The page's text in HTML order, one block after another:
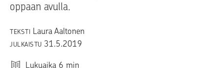
oppaan avulla.
TEKSTI Laura Aaltonen
JULKAISTU 31.5.2019
Lukuaika 6 min